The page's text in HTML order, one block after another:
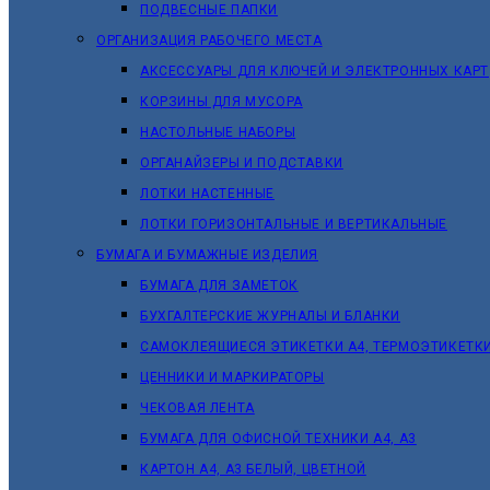
ПОДВЕСНЫЕ ПАПКИ
ОРГАНИЗАЦИЯ РАБОЧЕГО МЕСТА
АКСЕССУАРЫ ДЛЯ КЛЮЧЕЙ И ЭЛЕКТРОННЫХ КАРТ
КОРЗИНЫ ДЛЯ МУСОРА
НАСТОЛЬНЫЕ НАБОРЫ
ОРГАНАЙЗЕРЫ И ПОДСТАВКИ
ЛОТКИ НАСТЕННЫЕ
ЛОТКИ ГОРИЗОНТАЛЬНЫЕ И ВЕРТИКАЛЬНЫЕ
БУМАГА И БУМАЖНЫЕ ИЗДЕЛИЯ
БУМАГА ДЛЯ ЗАМЕТОК
БУХГАЛТЕРСКИЕ ЖУРНАЛЫ И БЛАНКИ
САМОКЛЕЯЩИЕСЯ ЭТИКЕТКИ А4,
ЦЕННИКИ И МАРКИРАТОРЫ
ЧЕКОВАЯ ЛЕНТА
БУМАГА ДЛЯ ОФИСНОЙ ТЕХНИКИ А4, А3
КАРТОН А4, А3 БЕЛЫЙ, ЦВЕТНОЙ